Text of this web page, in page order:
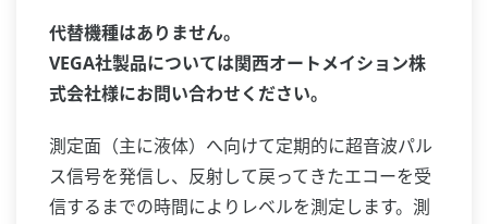
代替機種はありません。
VEGA社製品については関西オートメイション株
式会社様にお問い合わせください。
測定面（主に液体）へ向けて定期的に超音波パル
ス信号を発信し、反射して戻ってきたエコーを受
信するまでの時間によりレベルを測定します。測